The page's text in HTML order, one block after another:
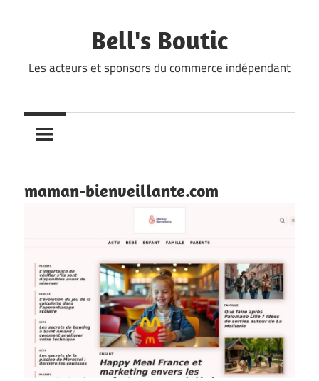
Bell's Boutic
Les acteurs et sponsors du commerce indépendant
maman-bienveillante.com